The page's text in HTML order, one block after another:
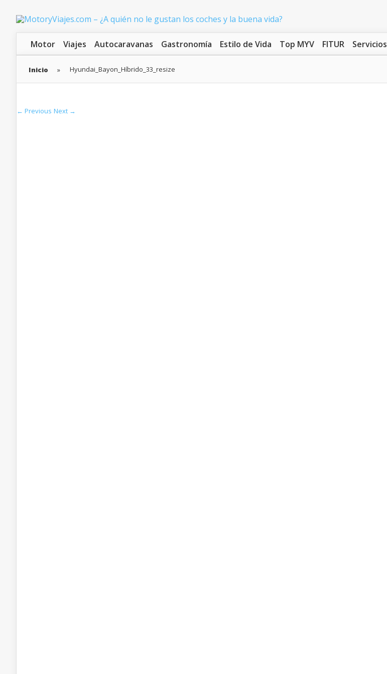
Motor Viajes Autocaravanas Gastronomía Estilo de Vida Top MYV FITUR Servicios
Inicio » Hyundai_Bayon_Híbrido_33_resize
← Previous Next →